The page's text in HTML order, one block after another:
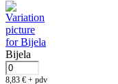
Bijela
8,83 € + pdv